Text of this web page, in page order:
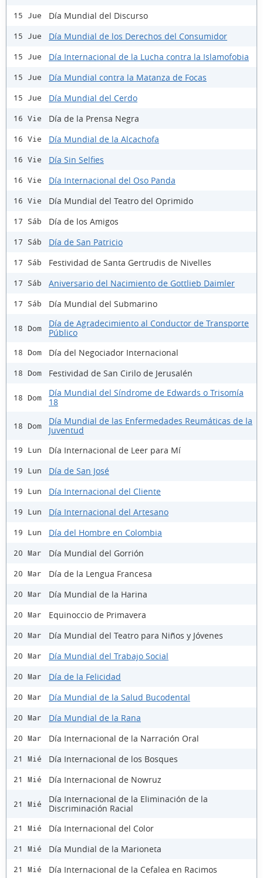
15 Jue Día Mundial del Discurso
15 Jue Día Mundial de los Derechos del Consumidor
15 Jue Día Internacional de la Lucha contra la Islamofobia
15 Jue Día Mundial contra la Matanza de Focas
15 Jue Día Mundial del Cerdo
16 Vie Día de la Prensa Negra
16 Vie Día Mundial de la Alcachofa
16 Vie Día Sin Selfies
16 Vie Día Internacional del Oso Panda
16 Vie Día Mundial del Teatro del Oprimido
17 Sáb Día de los Amigos
17 Sáb Día de San Patricio
17 Sáb Festividad de Santa Gertrudis de Nivelles
17 Sáb Aniversario del Nacimiento de Gottlieb Daimler
17 Sáb Día Mundial del Submarino
18 Dom
Día de Agradecimiento al Conductor de Transporte
Público
18 Dom Día del Negociador Internacional
18 Dom Festividad de San Cirilo de Jerusalén
18 Dom
Día Mundial del Síndrome de Edwards o Trisomía
18
18 Dom
Día Mundial de las Enfermedades Reumáticas de la
Juventud
19 Lun Día Internacional de Leer para Mí
19 Lun Día de San José
19 Lun Día Internacional del Cliente
19 Lun Día Internacional del Artesano
19 Lun Día del Hombre en Colombia
20 Mar Día Mundial del Gorrión
20 Mar Día de la Lengua Francesa
20 Mar Día Mundial de la Harina
20 Mar Equinoccio de Primavera
20 Mar Día Mundial del Teatro para Niños y Jóvenes
20 Mar Día Mundial del Trabajo Social
20 Mar Día de la Felicidad
20 Mar Día Mundial de la Salud Bucodental
20 Mar Día Mundial de la Rana
20 Mar Día Internacional de la Narración Oral
21 Mié Día Internacional de los Bosques
21 Mié Día Internacional de Nowruz
21 Mié
Día Internacional de la Eliminación de la
Discriminación Racial
21 Mié Día Internacional del Color
21 Mié Día Mundial de la Marioneta
21 Mié Día Internacional de la Cefalea en Racimos